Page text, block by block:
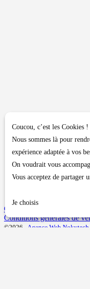
Contact ou demandes
Conditions générales de
©2026 - Agence Web Nokytech
Coucou, c’est les Cookies !
Nous sommes là pour
expérience adaptée à vos
On voudrait vous
Vous acceptez de partager
Je choisis